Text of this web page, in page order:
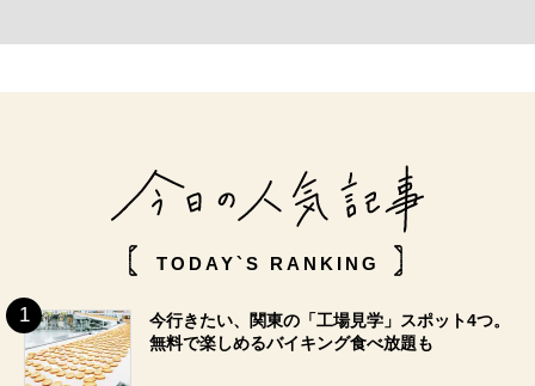
TODAY`S RANKING
今行きたい、関東の「工場見学」スポット4つ。
無料で楽しめるバイキング食べ放題も